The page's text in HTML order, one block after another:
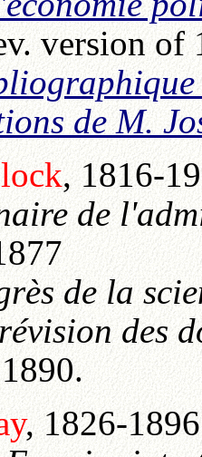
version of
de M.
, 1816-
de
de la
des
, 1826-